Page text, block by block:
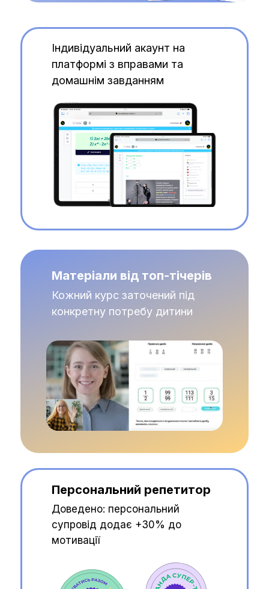
Персональний репетитор
Доведено: персональний
супровід додає +30% до
мотивації
Матеріали від топ-тічерів
Кожний курс заточений під
конкретну потребу дитини
Індивідуальний акаунт на
платформі з вправами та
домашнім завданням